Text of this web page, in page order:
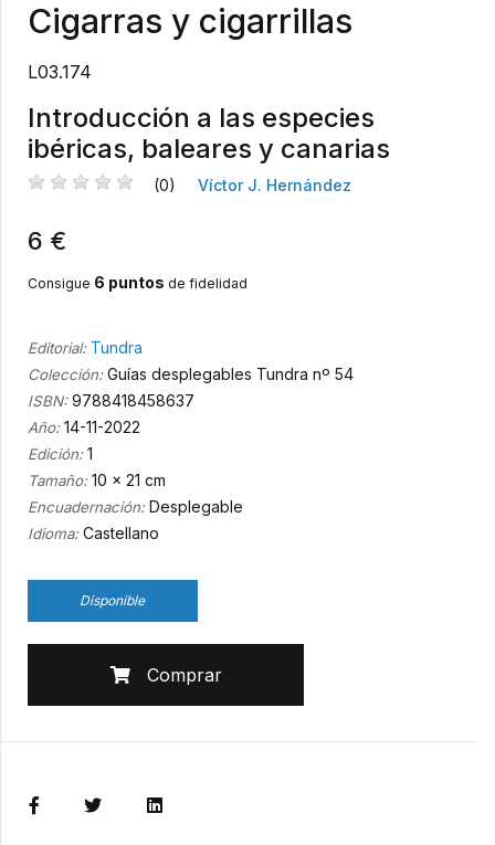
Cigarras y cigarrillas
L03.174
Introducción a las especies
ibéricas, baleares y canarias
(0) Víctor J. Hernández
6 €
Consigue 6 puntos de fidelidad
Editorial: Tundra
Colección:Guías desplegables Tundra nº 54
ISBN:9788418458637
Año:14-11-2022
Edición:1
Tamaño:10 x 21 cm
Encuadernación:Desplegable
Idioma:Castellano
Disponible
Comprar